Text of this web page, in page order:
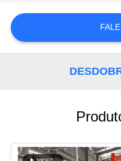
CONTACTE-
NOS
NOTÍCIA
PEÇA